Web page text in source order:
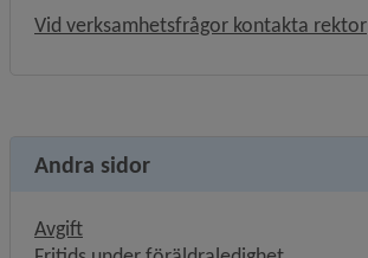
Vid verksamhetsfrågor kontakta rektor
Andra sidor
Avgift